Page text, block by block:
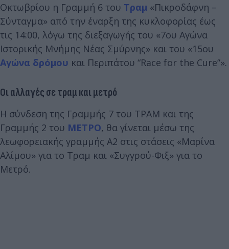
Οκτωβρίου η Γραμμή 6 του Τραμ «Πικροδάφνη –
Σύνταγμα» από την έναρξη της κυκλοφορίας έως
τις 14:00, λόγω της διεξαγωγής του «7ου Αγώνα
Ιστορικής Μνήμης Νέας Σμύρνης» και του «15ου
Αγώνα δρόμου και Περιπάτου “Race for the Cure”».
Οι αλλαγές σε τραμ και μετρό
Η σύνδεση της Γραμμής 7 του ΤΡΑΜ και της
Γραμμής 2 του ΜΕΤΡΟ, θα γίνεται μέσω της
λεωφορειακής γραμμής Α2 στις στάσεις «Μαρίνα
Αλίμου» για το Τραμ και «Συγγρού-Φιξ» για το
Μετρό.